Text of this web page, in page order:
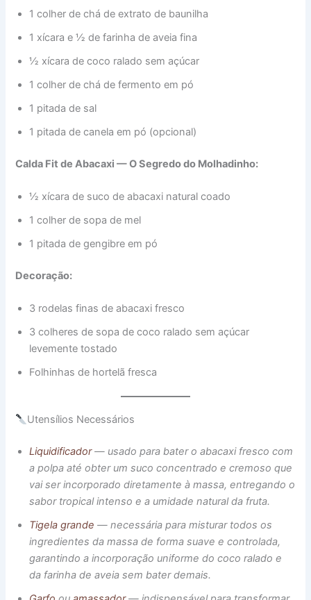
1 colher de chá de extrato de baunilha
1 xícara e ½ de farinha de aveia fina
½ xícara de coco ralado sem açúcar
1 colher de chá de fermento em pó
1 pitada de sal
1 pitada de canela em pó (opcional)
Calda Fit de Abacaxi — O Segredo do Molhadinho:
½ xícara de suco de abacaxi natural coado
1 colher de sopa de mel
1 pitada de gengibre em pó
Decoração:
3 rodelas finas de abacaxi fresco
3 colheres de sopa de coco ralado sem açúcar
levemente tostado
Folhinhas de hortelã fresca
Utensílios Necessários
Liquidificador— usado para bater o abacaxi fresco com
a polpa até obter um suco concentrado e cremoso que
vai ser incorporado diretamente à massa, entregando o
sabor tropical intenso e a umidade natural da fruta.
Tigela grande — necessária para misturar todos os
ingredientes da massa de forma suave e controlada,
garantindo a incorporação uniforme do coco ralado e
da farinha de aveia sem bater demais.